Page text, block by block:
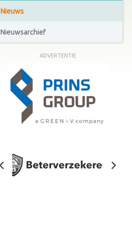
Nieuws
Nieuwsarchief
ADVERTENTIE